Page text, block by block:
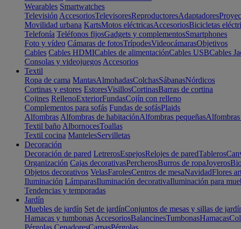
Wearables Smartwatches
Televisión AccesoriosTelevisoresReproductoresAdaptadores
Movilidad urbana KartsMotos eléctricasAccesoriosBicicletas
Telefonía Teléfonos fijosGadgets y complementosSmartphones
Foto y vídeo Cámaras de fotosTrípodesVideocámarasObjetivos
Cables Cables HDMICables de alimentaciónCables USBCables
Consolas y videojuegos Accesorios
Textil
Ropa de cama MantasAlmohadasColchasSábanasNórdicos
Cortinas y estores EstoresVisillosCortinasBarras de cortina
Cojines RellenoExteriorFundasCojín con relleno
Complementos para sofás Fundas de sofásPlaids
Alfombras Alfombras de habitaciónAlfombras pequeñasAlfombras
Textil baño AlbornocesToallas
Textil cocina MantelesServilletas
Decoración
Decoración de pared LetrerosEspejosRelojes de paredTableros
Organización Cajas decorativasPercherosBurros de ropaJoyeros
Objetos decorativos VelasFarolesCentros de mesaNavidadFlores
Iluminación LámparasIluminación decorativaIluminación para
Tendencias y temporadas
Jardín
Muebles de jardín Set de jardínConjuntos de mesas y sillas de
Hamacas y tumbonas AccesoriosBalancinesTumbonasHamacas
Pérgolas CenadoresCarpasPérgolas